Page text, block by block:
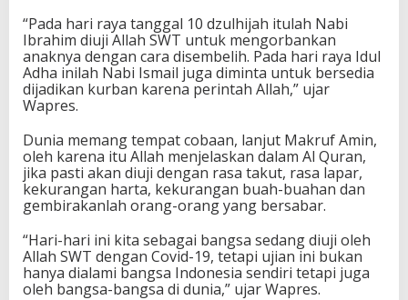
“Pada hari raya tanggal 10 dzulhijah itulah Nabi
Ibrahim diuji Allah SWT untuk mengorbankan
anaknya dengan cara disembelih. Pada hari raya Idul
Adha inilah Nabi Ismail juga diminta untuk bersedia
dijadikan kurban karena perintah Allah,” ujar
Wapres.
Dunia memang tempat cobaan, lanjut Makruf Amin,
oleh karena itu Allah menjelaskan dalam Al Quran,
jika pasti akan diuji dengan rasa takut, rasa lapar,
kekurangan harta, kekurangan buah-buahan dan
gembirakanlah orang-orang yang bersabar.
“Hari-hari ini kita sebagai bangsa sedang diuji oleh
Allah SWT dengan Covid-19, tetapi ujian ini bukan
hanya dialami bangsa Indonesia sendiri tetapi juga
oleh bangsa-bangsa di dunia,” ujar Wapres.